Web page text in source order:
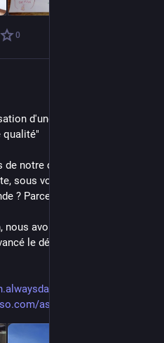
0
d'une consommation en
qualité"
notre deuxième week-end de
sous vos yeux ébahis. Ça
? Parce que nous oui !!
avons réfléchi à la
le développement de la
postori
associations/la-